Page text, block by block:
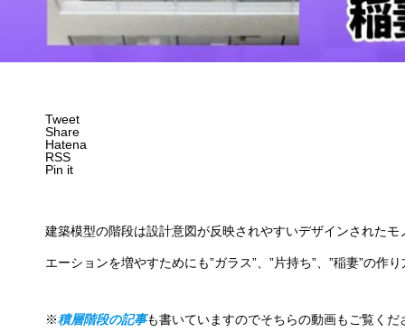
Tweet
Share
Hatena
RSS
Pin it
建築模型の階段は設計意図が反映されやすいデザインされた
エーションを増やすためにも”ガラス”、”片持ち”、”稲妻”の作
※積層階段の記事も書いていますのでそちらの動画もご覧くだ